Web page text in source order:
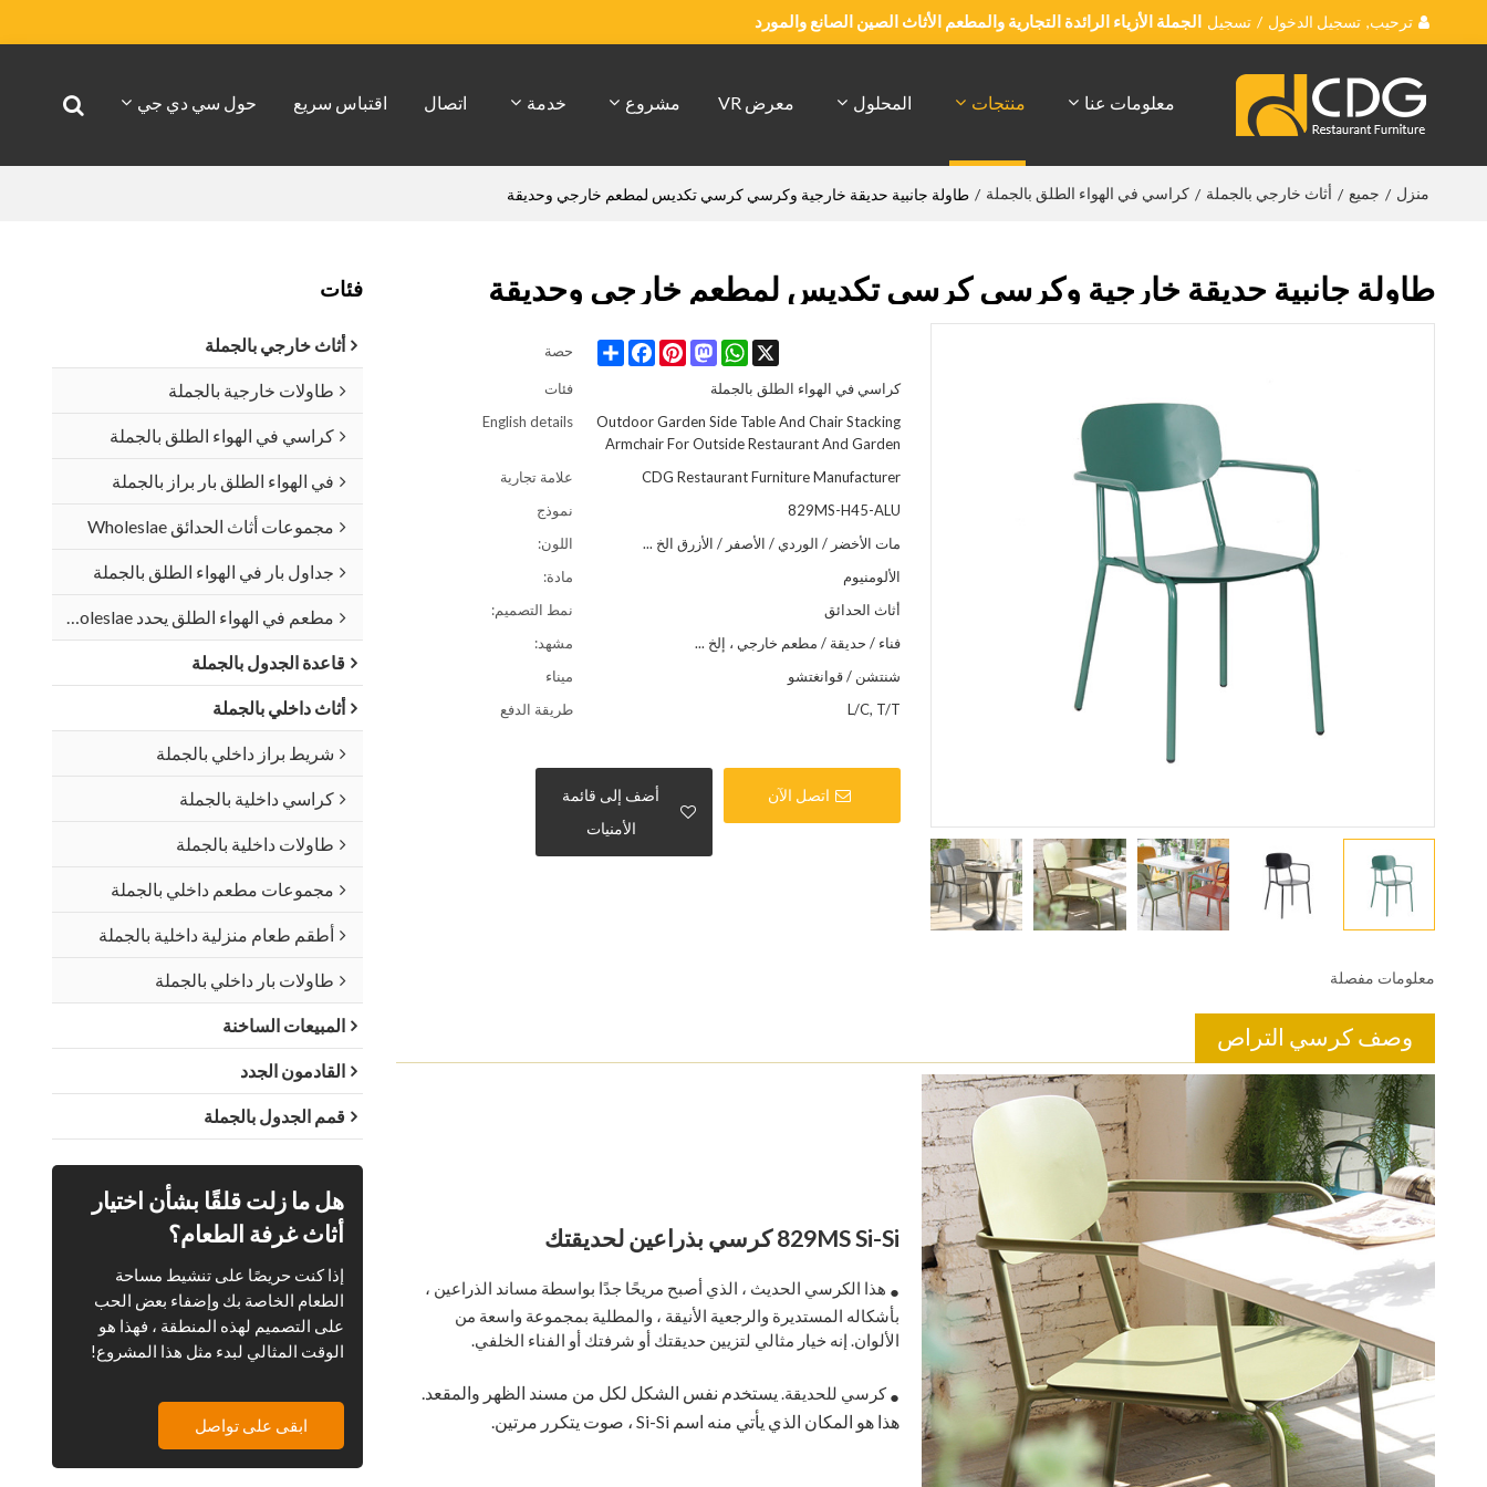
ترحيب, تسجيل الدخول / تسجيل الجملة الأزياء الرائدة التجارية والمطعم الأثاث الصين الصانع والمورد
معلومات عنا منتجات المحلول معرض VR مشروع خدمة اتصال اقتباس سريع حول سي دي جي
منزل / جميع / أثاث خارجي بالجملة / كراسي في الهواء الطلق بالجملة / طاولة جانبية حديقة خارجية وكرسي كرسي تكديس لمطعم خارجي وحديقة
فئات
أثاث خارجي بالجملة
طاولات خارجية بالجملة
كراسي في الهواء الطلق بالجملة
في الهواء الطلق بار براز بالجملة
مجموعات أثاث الحدائق Wholeslae
جداول بار في الهواء الطلق بالجملة
مطعم في الهواء الطلق يحدد Wholeslae
قاعدة الجدول بالجملة
أثاث داخلي بالجملة
شريط براز داخلي بالجملة
كراسي داخلية بالجملة
طاولات داخلية بالجملة
مجموعات مطعم داخلي بالجملة
أطقم طعام منزلية داخلية بالجملة
طاولات بار داخلي بالجملة
المبيعات الساخنة
القادمون الجدد
قمم الجدول بالجملة
هل ما زلت قلقًا بشأن اختيار
أثاث غرفة الطعام؟
إذا كنت حريصًا على تنشيط مساحة
الطعام الخاصة بك وإضفاء بعض الحب
على التصميم لهذه المنطقة ، فهذا هو
الوقت المثالي لبدء مثل هذا المشروع!
ابقى على تواصل
طاولة جانبية حديقة خارجية وكرسي كرسي تكديس لمطعم خارجي وحديقة
حصة Share
FacebookPinterest
Mastodon
WhatsApp X
فئات
كراسي في الهواء الطلق بالجملة
English details
Outdoor Garden Side Table And Chair Stacking
Armchair For Outside Restaurant And Garden
علامة تجارية
CDG Restaurant Furniture Manufacturer
نموذج
829MS-H45-ALU
اللون:
مات الأخضر / الوردي / الأصفر / الأزرق الخ ...
مادة:
الألومنيوم
نمط التصميم:
أثاث الحدائق
مشهد:
فناء / حديقة / مطعم خارجي ، إلخ ...
ميناء
شنتشن / قوانغتشو
طريقة الدفع
L/C, T/T
اتصل الآن
أضف إلى قائمة
الأمنيات
معلومات مفصلة
وصف كرسي التراص
829MS Si-Si كرسي بذراعين لحديقتك
● هذا الكرسي الحديث ، الذي أصبح مريحًا جدًا بواسطة مساند الذراعين ،
بأشكاله المستديرة والرجعية الأنيقة ، والمطلية بمجموعة واسعة من
الألوان. إنه خيار مثالي لتزيين حديقتك أو شرفتك أو الفناء الخلفي.
● كرسي للحديقة. يستخدم نفس الشكل لكل من مسند الظهر والمقعد.
هذا هو المكان الذي يأتي منه اسم Si-Si ، صوت يتكرر مرتين.